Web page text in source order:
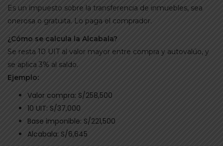
Es un impuesto sobre la transferencia de inmuebles, sea
onerosa o gratuita. Lo paga el comprador.
¿Cómo se calcula la Alcabala?
Se resta 10 UIT al valor mayor entre compra y autovalúo, y
se aplica 3% al saldo.
Ejemplo:
Valor compra: S/258,500
10 UIT: S/37,000
Base imponible: S/221,500
Alcabala: S/6,645